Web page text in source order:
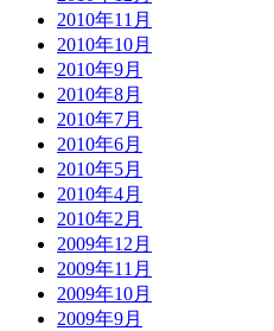
2010年11月
2010年10月
2010年9月
2010年8月
2010年7月
2010年6月
2010年5月
2010年4月
2010年2月
2009年12月
2009年11月
2009年10月
2009年9月